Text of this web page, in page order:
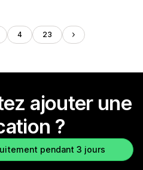
4 23
ajouter une
?
pendant 3 jours